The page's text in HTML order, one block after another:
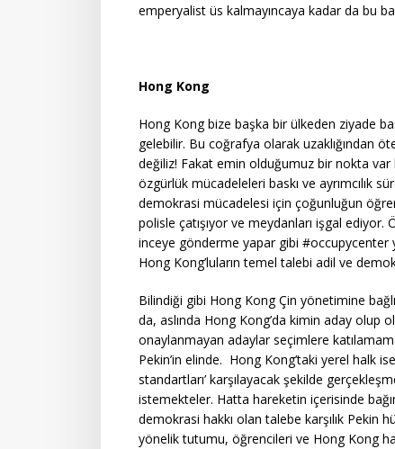
emperyalist üs kalmayıncaya kadar da bu
Hong Kong
Hong Kong bize başka bir ülkeden ziyade
gelebilir. Bu coğrafya olarak uzaklığından
değiliz! Fakat emin olduğumuz bir nokta
özgürlük mücadeleleri baskı ve ayrımcılık
demokrasi mücadelesi için çoğunluğun
polisle çatışıyor ve meydanları işgal
inceye gönderme yapar gibi #occupycenter
Hong Kong’luların temel talebi adil ve
Bilindiği gibi Hong Kong Çin yönetimine
da, aslında Hong Kong’da kimin aday olup
onaylanmayan adaylar seçimlere
Pekin’in elinde. Hong Kong’taki yerel halk
standartları’ karşılayacak şekilde
istemekteler. Hatta hareketin içerisinde
demokrasi hakkı olan talebe karşılık
yönelik tutumu, öğrencileri ve Hong Kong